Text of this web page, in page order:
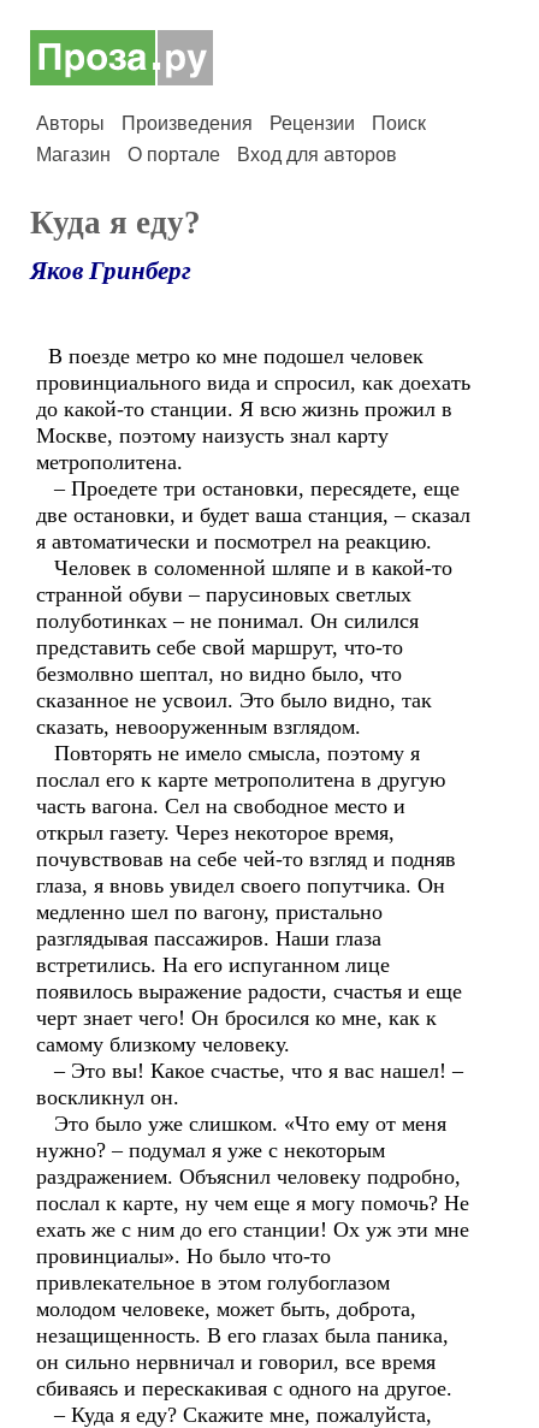
Авторы Произведения Рецензии
Поиск
Магазин
О портале Вход для авторов
Куда я еду?
Яков Гринберг
В поезде метро ко мне подошел человек
провинциального вида и спросил, как доехать
до какой-то станции. Я всю жизнь прожил в
Москве, поэтому наизусть знал карту
метрополитена.
– Проедете три остановки, пересядете, еще
две остановки, и будет ваша станция, – сказал
я автоматически и посмотрел на реакцию.
Человек в соломенной шляпе и в какой-то
странной обуви – парусиновых светлых
полуботинках – не понимал. Он силился
представить себе свой маршрут, что-то
безмолвно шептал, но видно было, что
сказанное не усвоил. Это было видно, так
сказать, невооруженным взглядом.
Повторять не имело смысла, поэтому я
послал его к карте метрополитена в другую
часть вагона. Сел на свободное место и
открыл газету. Через некоторое время,
почувствовав на себе чей-то взгляд и подняв
глаза, я вновь увидел своего попутчика. Он
медленно шел по вагону, пристально
разглядывая пассажиров. Наши глаза
встретились. На его испуганном лице
появилось выражение радости, счастья и еще
черт знает чего! Он бросился ко мне, как к
самому близкому человеку.
– Это вы! Какое счастье, что я вас нашел! –
воскликнул он.
Это было уже слишком. «Что ему от меня
нужно? – подумал я уже с некоторым
раздражением. Объяснил человеку подробно,
послал к карте, ну чем еще я могу помочь? Не
ехать же с ним до его станции! Ох уж эти мне
провинциалы». Но было что-то
привлекательное в этом голубоглазом
молодом человеке, может быть, доброта,
незащищенность. В его глазах была паника,
он сильно нервничал и говорил, все время
сбиваясь и перескакивая с одного на другое.
– Куда я еду? Скажите мне, пожалуйста,